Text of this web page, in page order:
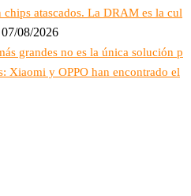
atascados. La DRAM es la cul
07/08/2026
grandes no es la única solución p
Xiaomi y OPPO han encontrado el